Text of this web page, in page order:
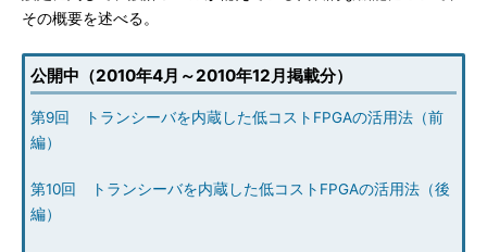
その概要を述べる。
公開中（2010年4月～2010年12月掲載分）
第9回 トランシーバを内蔵した低コストFPGAの活用法（前
編）
第10回 トランシーバを内蔵した低コストFPGAの活用法（後
編）